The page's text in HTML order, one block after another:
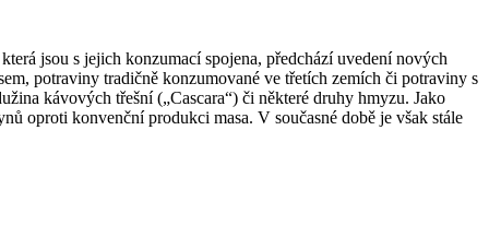
jsou s jejich konzumací spojena, předchází uvedení nových
potraviny tradičně konzumované ve třetích zemích či potraviny s
kávových třešní („Cascara“) či některé druhy hmyzu. Jako
oproti konvenční produkci masa. V současné době je však stále